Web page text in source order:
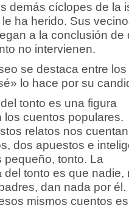
demás cíclopes de la
ha herido. Sus
a la conclusión
no intervienen.
se destaca entre
lo hace por su
tonto es una figura
los cuentos populares.
relatos nos
dos apuestos e
pequeño, tonto. La
del tonto es que nadie,
dan nada por él.
mismos cuentos